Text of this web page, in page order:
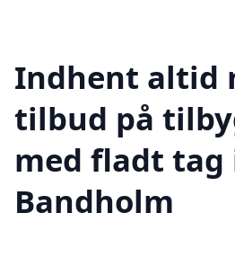
Indhent altid
tilbud på
med fladt tag
Bandholm